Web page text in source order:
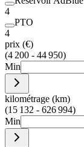
4
PTO
4
prix (€)
(4 200 - 44 950)
Min
kilométrage (km)
(15 132 - 626 994)
Min